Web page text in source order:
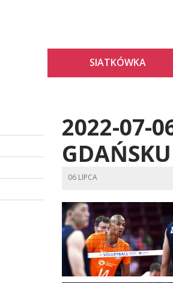
SIATKÓWKA
2022-07-
GDAŃSKU
06 LIPCA